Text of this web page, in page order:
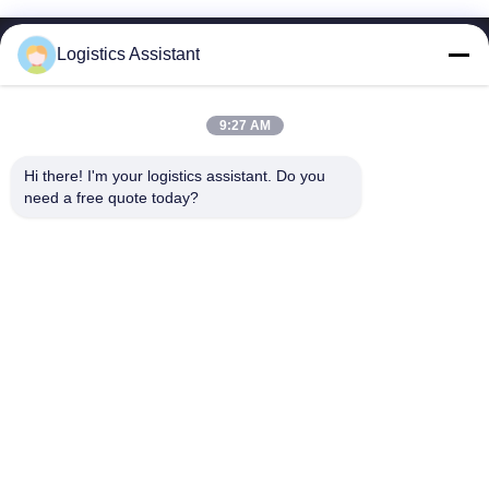
Logistics Assistant
9:27 AM
Hi there! I'm your logistics assistant. Do you
need a free quote today?